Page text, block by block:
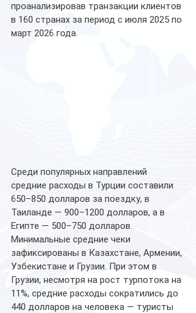
проанализировав транзакции клиентов
в 160 странах за период с июля 2025 по
март 2026 года.
Среди популярных направлений
средние расходы в Турции составили
650–850 долларов за поездку, в
Таиланде — 900–1200 долларов, а в
Египте — 500–750 долларов.
Минимальные средние чеки
зафиксированы в Казахстане, Армении,
Узбекистане и Грузии. При этом в
Грузии, несмотря на рост турпотока на
11%, средние расходы сократились до
440 долларов на человека — туристы